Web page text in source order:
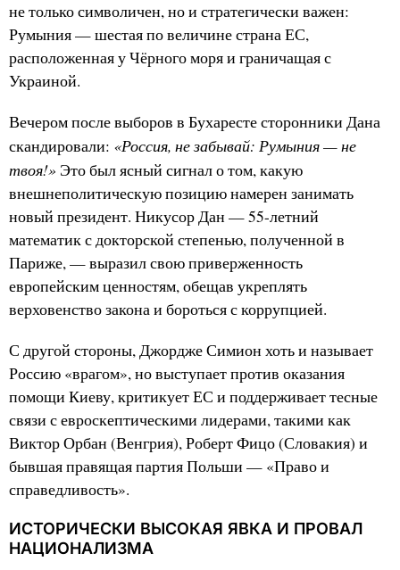
не только символичен, но и стратегически важен:
Румыния — шестая по величине страна ЕС,
расположенная у Чёрного моря и граничащая с
Украиной.
Вечером после выборов в Бухаресте сторонники Дана
скандировали: «Россия, не забывай: Румыния — не
твоя!» Это был ясный сигнал о том, какую
внешнеполитическую позицию намерен занимать
новый президент. Никусор Дан — 55-летний
математик с докторской степенью, полученной в
Париже, — выразил свою приверженность
европейским ценностям, обещав укреплять
верховенство закона и бороться с коррупцией.
С другой стороны, Джордже Симион хоть и называет
Россию «врагом», но выступает против оказания
помощи Киеву, критикует ЕС и поддерживает тесные
связи с евроскептическими лидерами, такими как
Виктор Орбан (Венгрия), Роберт Фицо (Словакия) и
бывшая правящая партия Польши — «Право и
справедливость».
ИСТОРИЧЕСКИ ВЫСОКАЯ ЯВКА И ПРОВАЛ
НАЦИОНАЛИЗМА